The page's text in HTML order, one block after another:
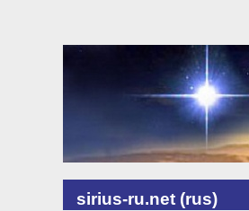
sirius-ru.net (rus)